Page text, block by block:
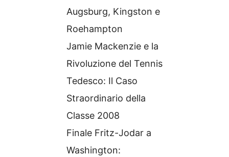
Augsburg, Kingston e
Roehampton
Jamie Mackenzie e la
Rivoluzione del Tennis
Tedesco: Il Caso
Straordinario della
Classe 2008
Finale Fritz-Jodar a
Washington: